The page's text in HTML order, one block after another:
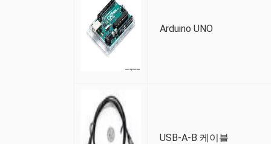
Arduino UNO
USB-A-B 케이블